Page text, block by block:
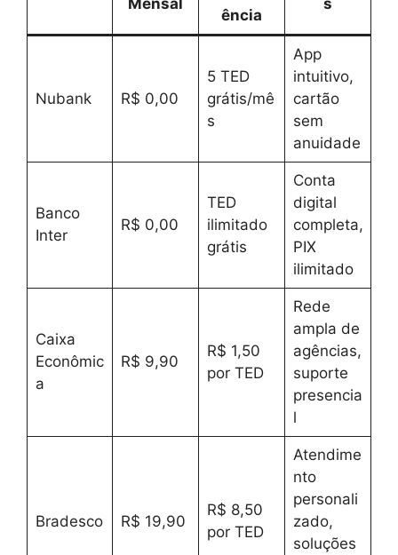
ência
Nubank R$ 0,00
5 TED
grátis/mê
s
App
intuitivo,
cartão
sem
anuidade
Banco
Inter
R$ 0,00
TED
ilimitado
grátis
Conta
digital
completa,
PIX
ilimitado
Caixa
Econômic
a
R$ 9,90
R$ 1,50
por TED
Rede
ampla de
agências,
suporte
presencia
l
Bradesco R$ 19,90
R$ 8,50
por TED
Atendime
nto
personali
zado,
soluções